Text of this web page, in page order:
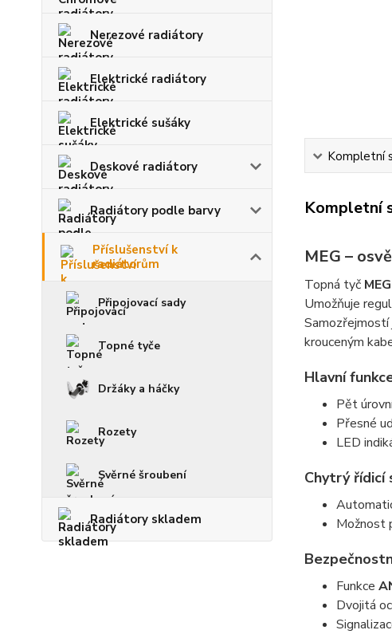
Nerezové radiátory
Elektrické radiátory
Elektrické sušáky
Deskové radiátory
Radiátory podle barvy
Příslušenství k
radiátorům
Připojovací sady
Topné tyče
Držáky a háčky
Rozety
Svěrné šroubení
Radiátory skladem
Kompletní
Kompletní
MEG –
Topná tyč MEG
Umožňuje
Samozřejmostí
krouceným
Hlavní
Pět
Přesné
LED
Chytrý řídicí
Možnost
Funkce
Dvojitá